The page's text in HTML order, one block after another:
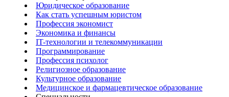
Юридическое образование
Как стать успешным юристом
Профессия экономист
Экономика и финансы
IT-технологии и телекоммуникации
Программирование
Профессия психолог
Религиозное образование
Культурное образование
Медицинское и фармацевтическое образование